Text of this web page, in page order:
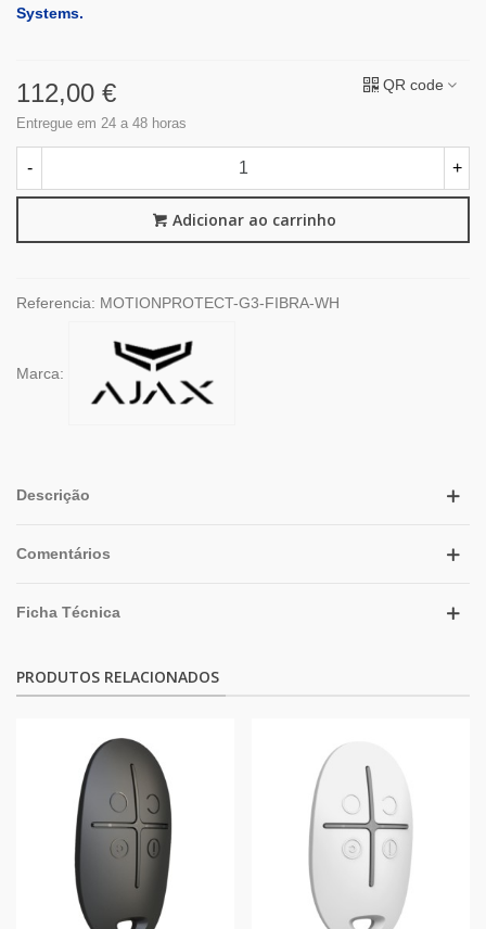
Systems.
112,00 €
Entregue em 24 a 48 horas
QR code
- +
Adicionar ao carrinho
Referencia: MOTIONPROTECT-G3-FIBRA-WH
Marca:
Descrição
Comentários
Ficha Técnica
PRODUTOS RELACIONADOS